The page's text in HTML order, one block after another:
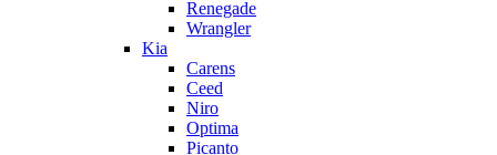
Renegade
Wrangler
Kia
Carens
Ceed
Niro
Optima
Picanto